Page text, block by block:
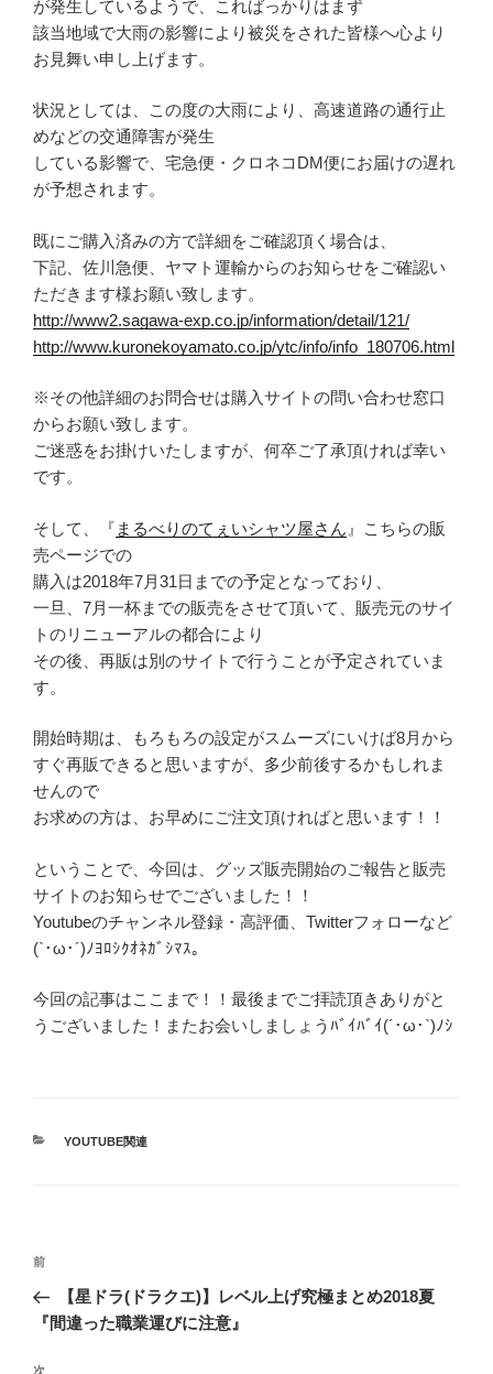
が発生しているようで、こればっかりはまず
該当地域で大雨の影響により被災をされた皆様へ心より
お見舞い申し上げます。
状況としては、この度の大雨により、高速道路の通行止
めなどの交通障害が発生
している影響で、宅急便・クロネコDM便にお届けの遅れ
が予想されます。
既にご購入済みの方で詳細をご確認頂く場合は、
下記、佐川急便、ヤマト運輸からのお知らせをご確認い
ただきます様お願い致します。
http://www2.sagawa-exp.co.jp/information/detail/121/
http://www.kuronekoyamato.co.jp/ytc/info/info_180706.html
※その他詳細のお問合せは購入サイトの問い合わせ窓口
からお願い致します。
ご迷惑をお掛けいたしますが、何卒ご了承頂ければ幸い
です。
そして、『 まるべりのてぇいシャツ屋さん 』こちらの販
売ページでの
購入は2018年7月31日までの予定となっており、
一旦、7月一杯までの販売をさせて頂いて、販売元のサイ
トのリニューアルの都合により
その後、再販は別のサイトで行うことが予定されていま
す。
開始時期は、もろもろの設定がスムーズにいけば8月から
すぐ再販できると思いますが、多少前後するかもしれま
せんので
お求めの方は、お早めにご注文頂ければと思います！！
ということで、今回は、グッズ販売開始のご報告と販売
サイトのお知らせでございました！！
Youtubeのチャンネル登録・高評価、Twitterフォローなど
(`･ω･´)ﾉﾖﾛｼｸｵﾈｶﾞｼﾏｽ。
今回の記事はここまで！！最後までご拝読頂きありがと
うございました！またお会いしましょうﾊﾞｲﾊﾞｲ(´･ω･`)ﾉｼ
カ
YOUTUBE関連
投
ナ
前
の
投
前
【星ドラ(ドラクエ)】レベル上げ究極まとめ2018夏
『間違った職業運びに注意』
次